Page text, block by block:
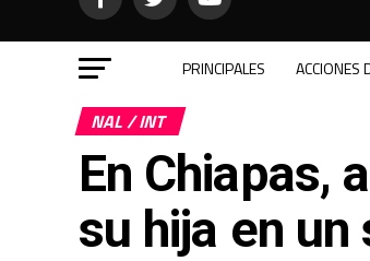
PRINCIPALES ACCIONES
NAL / INT
En Chiapas,
su hija en